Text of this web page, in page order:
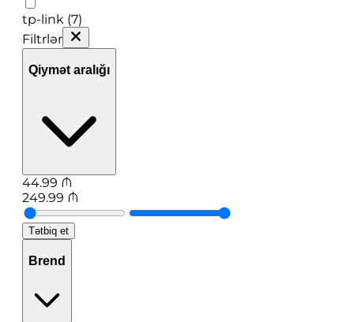
tp-link (7)
Filtrlər
Qiymət aralığı
44.99 ₼
249.99 ₼
Tətbiq et
Brend